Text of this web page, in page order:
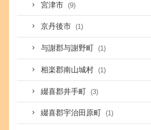
宮津市 (9)
京丹後市 (1)
与謝郡与謝野町 (1)
相楽郡南山城村 (1)
綴喜郡井手町 (3)
綴喜郡宇治田原町 (1)